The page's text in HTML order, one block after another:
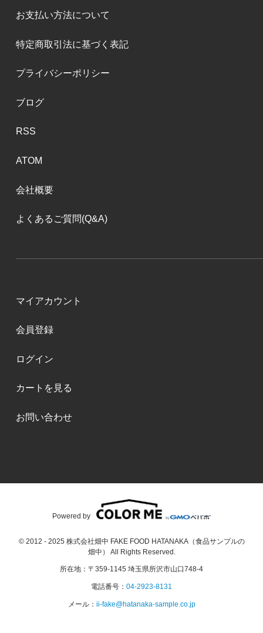
お支払い方法について
特定商取引法に基づく表記
プライバシーポリシー
ブログ
RSS
ATOM
会社概要
よくあるご質問(Q&A)
マイアカウント
会員登録
ログイン
カートを見る
お問い合わせ
© 2012 - 2025 株式会社畑中 FAKE FOOD HATANAKA（食品サンプルの
畑中） All Rights Reserved.
所在地：〒359-1145 埼玉県所沢市山口748-4
電話番号： 04-2923-8131
メール： ii-fake@hatanaka-sample.co.jp
Powered by